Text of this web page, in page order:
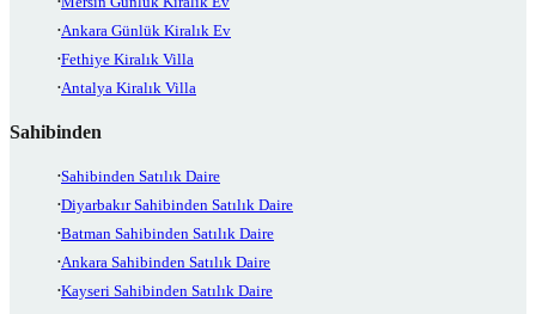
Ankara Günlük Kiralık Ev
Fethiye Kiralık Villa
Antalya Kiralık Villa
Sahibinden
Sahibinden Satılık Daire
Diyarbakır Sahibinden Satılık Daire
Batman Sahibinden Satılık Daire
Ankara Sahibinden Satılık Daire
Kayseri Sahibinden Satılık Daire